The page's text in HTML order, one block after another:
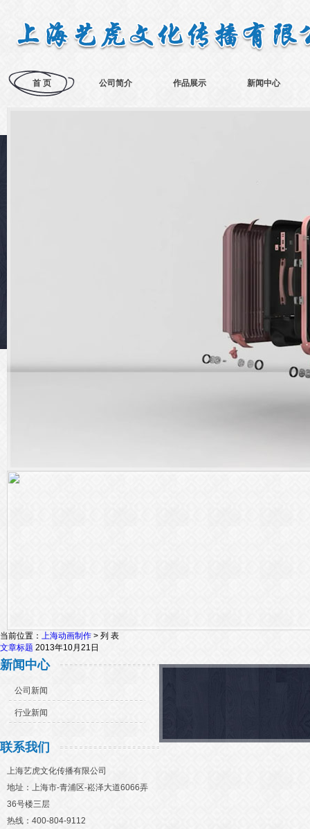
首 页 公司简介 作品展示 新闻中心
当前位置： 上海动画制作 > 列 表
文章标题 2013年10月21日
新闻中心
公司新闻
行业新闻
联系我们
上海艺虎文化传播有限公司
地址：上海市-青浦区-崧泽大道6066弄
36号楼三层
热线：400-804-9112